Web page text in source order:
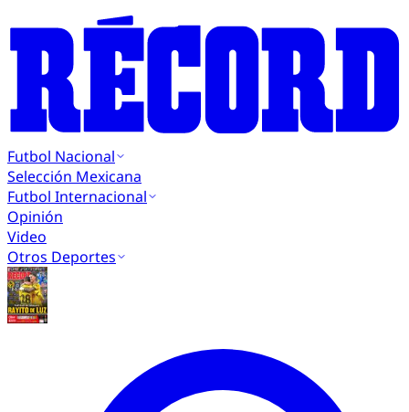
Futbol Nacional
Selección Mexicana
Futbol Internacional
Opinión
Video
Otros Deportes